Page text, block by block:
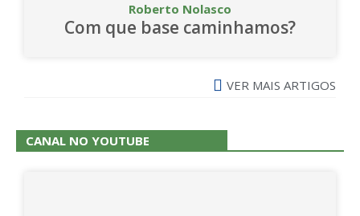
Roberto Nolasco
Com que base caminhamos?
VER MAIS ARTIGOS
CANAL NO YOUTUBE